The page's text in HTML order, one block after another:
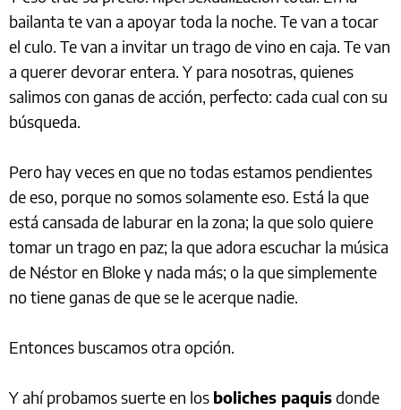
bailanta te van a apoyar toda la noche. Te van a tocar
el culo. Te van a invitar un trago de vino en caja. Te van
a querer devorar entera. Y para nosotras, quienes
salimos con ganas de acción, perfecto: cada cual con su
búsqueda.
Pero hay veces en que no todas estamos pendientes
de eso, porque no somos solamente eso. Está la que
está cansada de laburar en la zona; la que solo quiere
tomar un trago en paz; la que adora escuchar la música
de Néstor en Bloke y nada más; o la que simplemente
no tiene ganas de que se le acerque nadie.
Entonces buscamos otra opción.
Y ahí probamos suerte en los boliches paquisdonde